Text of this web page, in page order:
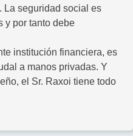
La seguridad social es
y por tanto debe
institución financiera, es
a manos privadas. Y
el Sr. Raxoi tiene todo